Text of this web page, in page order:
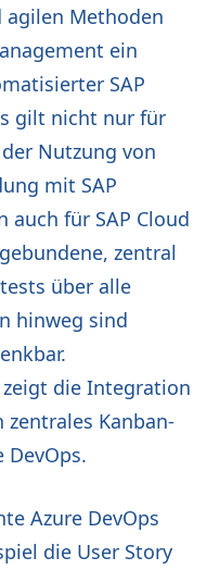
agilen Methoden
ein
SAP
gilt nicht nur für
Nutzung von
mit SAP
auch für SAP Cloud
zentral
über alle
hinweg sind
die Integration
Kanban-
DevOps.
Azure DevOps
die User Story